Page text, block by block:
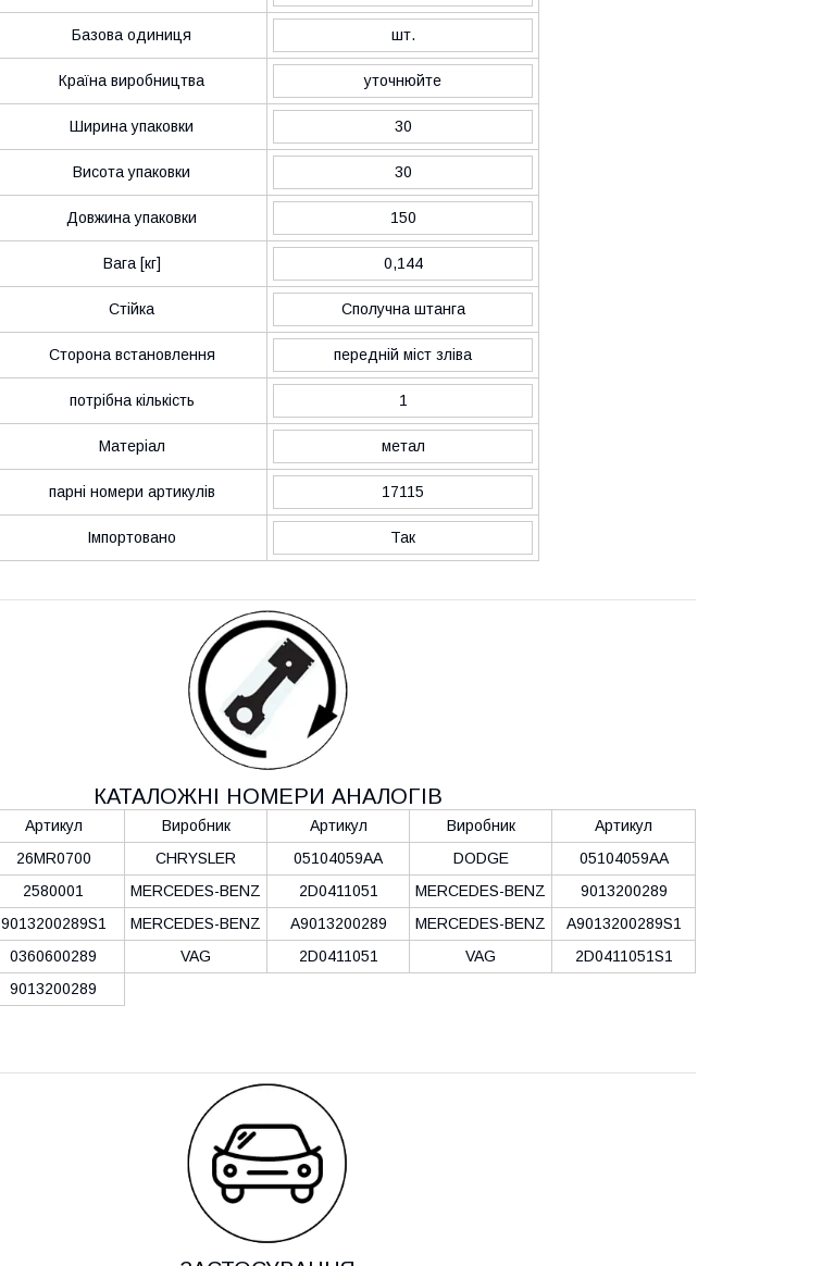
Базова одиниця шт.
Країна виробництва уточнюйте
Ширина упаковки 30
Висота упаковки 30
Довжина упаковки 150
Вага [кг] 0,144
Стійка Сполучна штанга
Сторона встановлення передній міст зліва
потрібна кількість 1
Матеріал метал
парні номери артикулів 17115
Імпортовано Так
КАТАЛОЖНІ НОМЕРИ АНАЛОГІВ
Артикул Виробник Артикул Виробник
Артикул
26MR0700 CHRYSLER 05104059AA DODGE
05104059AA
2580001 MERCEDES-BENZ 2D0411051 MERCEDES-BENZ
9013200289
9013200289S1 MERCEDES-BENZ A9013200289 MERCEDES-BENZ
A9013200289S1
0360600289 VAG 2D0411051 VAG
2D0411051S1
9013200289